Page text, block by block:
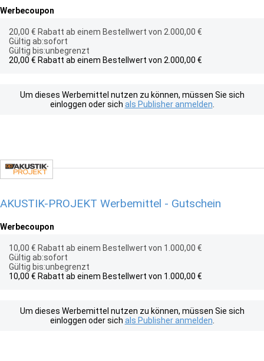
Werbecoupon
20,00 € Rabatt ab einem Bestellwert von 2.000,00 €
Gültig ab:sofort
Gültig bis:unbegrenzt
20,00 € Rabatt ab einem Bestellwert von 2.000,00 €
Um dieses Werbemittel nutzen zu können, müssen Sie sich
einloggen oder sich als Publisher anmelden
AKUSTIK-PROJEKT Werbemittel - Gutschein
Werbecoupon
10,00 € Rabatt ab einem Bestellwert von 1.000,00 €
Gültig ab:sofort
Gültig bis:unbegrenzt
10,00 € Rabatt ab einem Bestellwert von 1.000,00 €
Um dieses Werbemittel nutzen zu können, müssen Sie sich
einloggen oder sich als Publisher anmelden